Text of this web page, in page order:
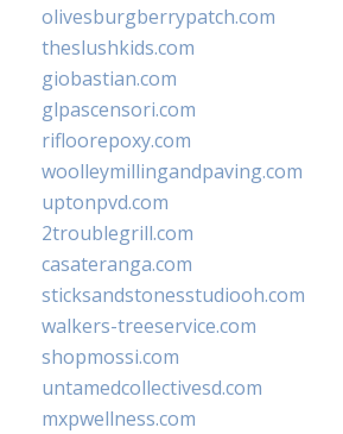
olivesburgberrypatch.com
theslushkids.com
giobastian.com
glpascensori.com
rifloorepoxy.com
woolleymillingandpaving.com
uptonpvd.com
2troublegrill.com
casateranga.com
sticksandstonesstudiooh.com
walkers-treeservice.com
shopmossi.com
untamedcollectivesd.com
mxpwellness.com